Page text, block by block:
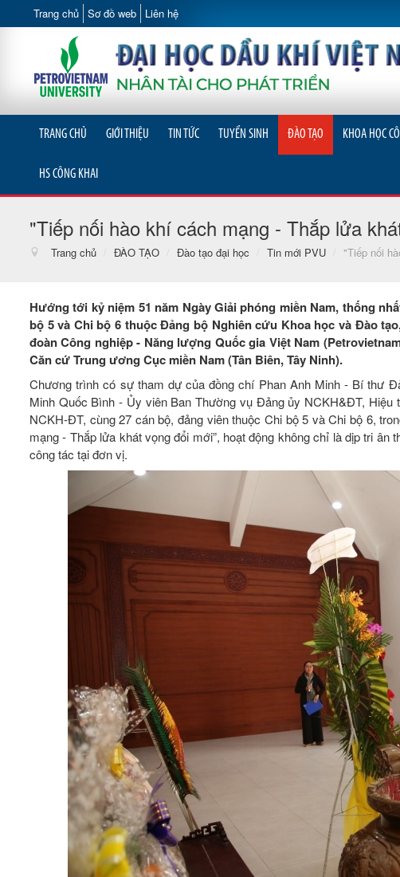
Trang chủ Sơ đồ web Liên hệ
TRANG CHỦ GIỚI THIỆU TIN TỨC TUYỂN SINH ĐÀO TẠO KHOA HỌC
HS CÔNG KHAI
"Tiếp nối hào khí cách mạng - Thắp lửa
Trang chủ / ĐÀO TẠO / Đào tạo đại học / Tin mới PVU / "Tiếp nối
Hướng tới kỷ niệm 51 năm Ngày Giải phóng miền Nam, thống
bộ 5 và Chi bộ 6 thuộc Đảng bộ Nghiên cứu Khoa học và Đào
đoàn Công nghiệp - Năng lượng Quốc gia Việt Nam
Căn cứ Trung ương Cục miền Nam (Tân Biên, Tây Ninh).
Chương trình có sự tham dự của đồng chí Phan Anh Minh - Bí thư
Minh Quốc Bình - Ủy viên Ban Thường vụ Đảng ủy NCKH&ĐT,
NCKH-ĐT, cùng 27 cán bộ, đảng viên thuộc Chi bộ 5 và Chi bộ 6,
mạng - Thắp lửa khát vọng đổi mới”, hoạt động không chỉ là dịp tri
công tác tại đơn vị.